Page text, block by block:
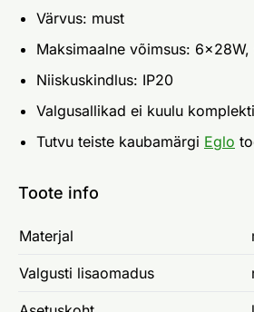
Värvus: must
Maksimaalne võimsus:
Niiskuskindlus: IP20
Valgusallikad ei kuulu komplekti
Tutvu teiste kaubamärgi Eglo
Toote info
Materjal
Valgusti lisaomadus